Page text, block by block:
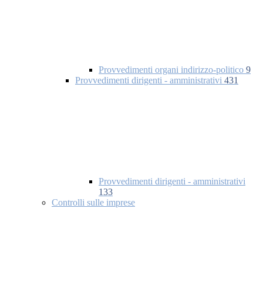
Provvedimenti organi indirizzo-politico 9
Provvedimenti dirigenti - amministrativi 431
Provvedimenti dirigenti - amministrativi
133
Controlli sulle imprese